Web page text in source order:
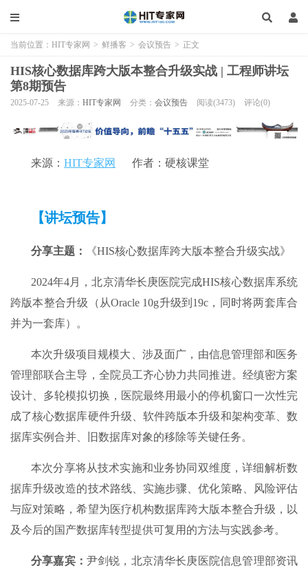
当前位置： HIT专家网 > 鲜播客 > 会议预告 > 正文
HIS核心数据库跨大版本整合升级实战 | 工程师讲坛
第8期预告
2025-07-25 来源： HIT专家网 分类： 会议预告 阅读(3473) 评论(0)
来源： HIT专家网 作者：硬核课堂
【讲坛预告】
分享主题： 《HIS核心数据库跨大版本整合升级实战》
2024年4月，北京清华长庚医院完成HIS核心数据库系统
跨版本整合升级（从Oracle 10g升级到19c，同时将两套库合
并为一套库）。
本次升级项目规模大、涉及面广，由信息管理部和医务
管理部联合主导，全院员工齐心协力共同推进。经缜密方案
设计、多轮模拟切换，医院最终用最小的停机窗口一次性完
成了核心数据库硬件升级、软件跨版本升级和架构变革、数
据库实例合并、旧数据库对象的移除等关键任务。
本次分享将从技术实施和业务协同双维度，详细解析数
据库升级改造的技术路线、实施步骤、优化策略、风险评估
与应对策略，希望为医疗机构数据库跨大版本整合升级，以
及今后的国产数据库转型提供可复用的方法与实践参考。
分享嘉宾： 尹剑锐，北京清华长庚医院信息管理部资讯